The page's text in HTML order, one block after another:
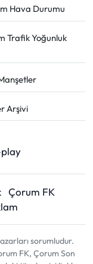
Hava Durumu
Trafik Yoğunluk
Arşivi
Çorum FK
sorumludur.
FK, Çorum Son